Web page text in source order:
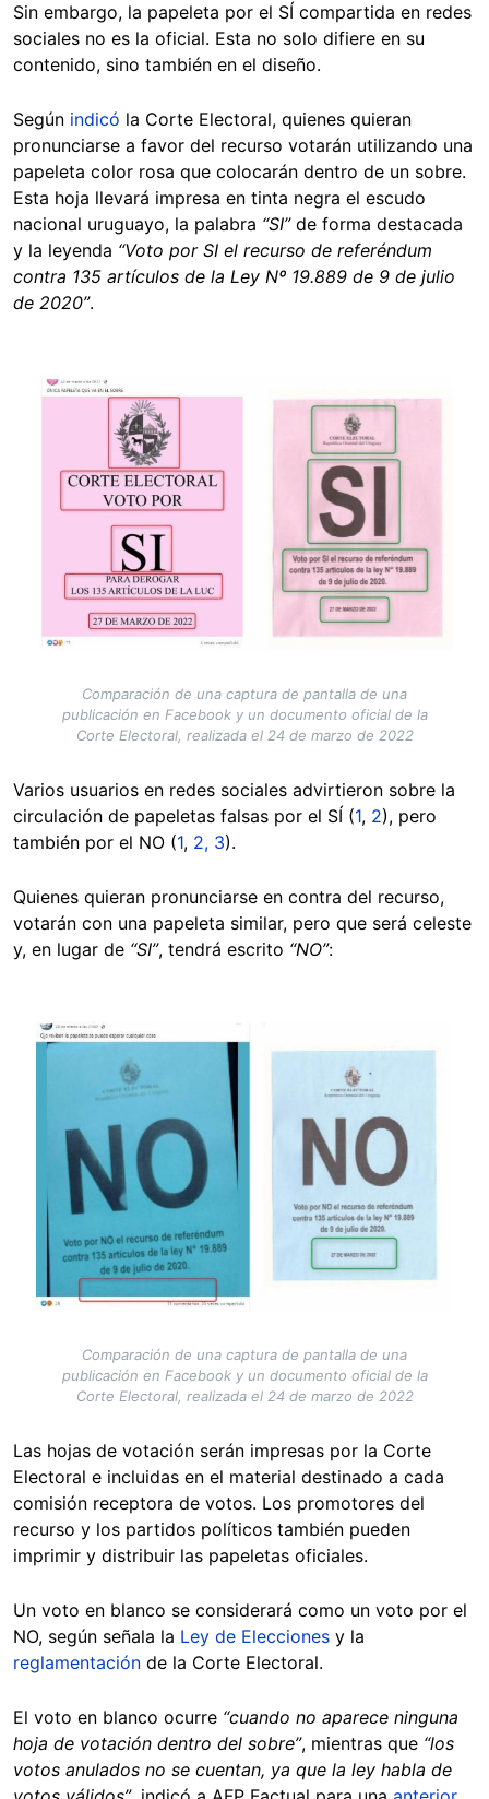
Sin embargo, la papeleta por el SÍ compartida en redes
sociales no es la oficial. Esta no solo difiere en su
contenido, sino también en el diseño.
Según indicó la Corte Electoral, quienes quieran
pronunciarse a favor del recurso votarán utilizando una
papeleta color rosa que colocarán dentro de un sobre.
Esta hoja llevará impresa en tinta negra el escudo
nacional uruguayo, la palabra “SI”de forma destacada
y la leyenda “Voto por SI el recurso de referéndum
contra 135 artículos de la Ley Nº 19.889 de 9 de julio
de 2020”.
Image
Comparación de una captura de pantalla de una
publicación en Facebook y un documento oficial de la
Corte Electoral, realizada el 24 de marzo de 2022
Varios usuarios en redes sociales advirtieron sobre la
circulación de papeletas falsas por el SÍ (1, 2), pero
también por el NO (1, 2, 3).
Quienes quieran pronunciarse en contra del recurso,
votarán con una papeleta similar, pero que será celeste
y, en lugar de “SI”, tendrá escrito “NO”:
Image
Comparación de una captura de pantalla de una
publicación en Facebook y un documento oficial de la
Corte Electoral, realizada el 24 de marzo de 2022
Las hojas de votación serán impresas por la Corte
Electoral e incluidas en el material destinado a cada
comisión receptora de votos. Los promotores del
recurso y los partidos políticos también pueden
imprimir y distribuir las papeletas oficiales.
Un voto en blanco se considerará como un voto por el
NO, según señala la Ley de Elecciones y la
reglamentación de la Corte Electoral.
El voto en blanco ocurre “cuando no aparece ninguna
hoja de votación dentro del sobre”, mientras que “los
votos anulados no se cuentan, ya que la ley habla de